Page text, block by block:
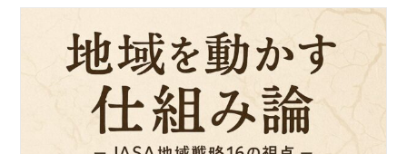
か
す
仕
組
論
―
JASA